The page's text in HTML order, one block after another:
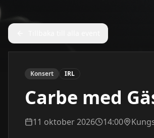
Konsert IRL
Carbe med
11 oktober 2026 14:00